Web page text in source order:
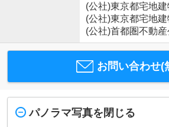
(公社)東京都宅地
(公社)東京都宅地
(公社)首都圏不動
お問い合わせ(
パノラマ写真を閉じる